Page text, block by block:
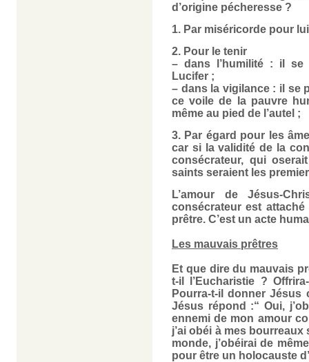
d’origine pécheresse ?
1. Par miséricorde pour
2. Pour le tenir
– dans l’humilité : il se
Lucifer ;
– dans la vigilance : il se
ce voile de la pauvre
même au pied de l’autel ;
3. Par égard pour les
car si la validité de la
consécrateur, qui
saints seraient les
L’amour de Jésus-
consécrateur est
prêtre. C’est un acte
Les mauvais prêtres
Et que dire du mauvais
t-il l’Eucharistie ?
Pourra-t-il donner Jésus
Jésus répond :“ Oui,
ennemi de mon amour
j’ai obéi à mes
monde, j’obéirai de
pour être un holocauste